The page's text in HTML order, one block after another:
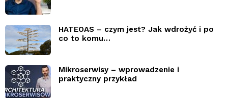
HATEOAS – czym jest? Jak wdrożyć i po
co to komu…
Mikroserwisy – wprowadzenie i
praktyczny przykład